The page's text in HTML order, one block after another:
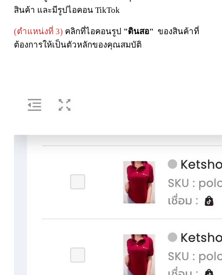
สินค้า และมีรูปไอคอน TikTok
(ตำแหน่งที่ 3) คลิกที่ไอคอนรูป "ดินสอ" ของสินค้าที่
ต้องการให้เป็นตัวหลักของคุณสมบัติ